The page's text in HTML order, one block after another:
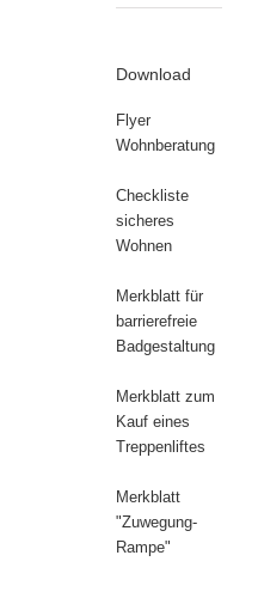
Download
Flyer
Wohnberatung
Checkliste
sicheres
Wohnen
Merkblatt für
barrierefreie
Badgestaltung
Merkblatt zum
Kauf eines
Treppenliftes
Merkblatt
"Zuwegung-
Rampe"